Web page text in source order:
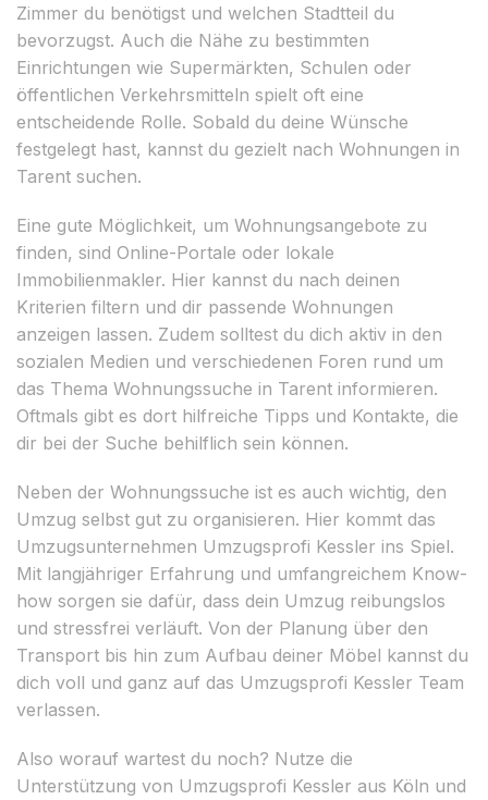
Zimmer du benötigst und welchen Stadtteil du
bevorzugst. Auch die Nähe zu bestimmten
Einrichtungen wie Supermärkten, Schulen oder
öffentlichen Verkehrsmitteln spielt oft eine
entscheidende Rolle. Sobald du deine Wünsche
festgelegt hast, kannst du gezielt nach Wohnungen in
Tarent suchen.
Eine gute Möglichkeit, um Wohnungsangebote zu
finden, sind Online-Portale oder lokale
Immobilienmakler. Hier kannst du nach deinen
Kriterien filtern und dir passende Wohnungen
anzeigen lassen. Zudem solltest du dich aktiv in den
sozialen Medien und verschiedenen Foren rund um
das Thema Wohnungssuche in Tarent informieren.
Oftmals gibt es dort hilfreiche Tipps und Kontakte, die
dir bei der Suche behilflich sein können.
Neben der Wohnungssuche ist es auch wichtig, den
Umzug selbst gut zu organisieren. Hier kommt das
Umzugsunternehmen Umzugsprofi Kessler ins Spiel.
Mit langjähriger Erfahrung und umfangreichem Know-
how sorgen sie dafür, dass dein Umzug reibungslos
und stressfrei verläuft. Von der Planung über den
Transport bis hin zum Aufbau deiner Möbel kannst du
dich voll und ganz auf das Umzugsprofi Kessler Team
verlassen.
Also worauf wartest du noch? Nutze die
Unterstützung von Umzugsprofi Kessler aus Köln und